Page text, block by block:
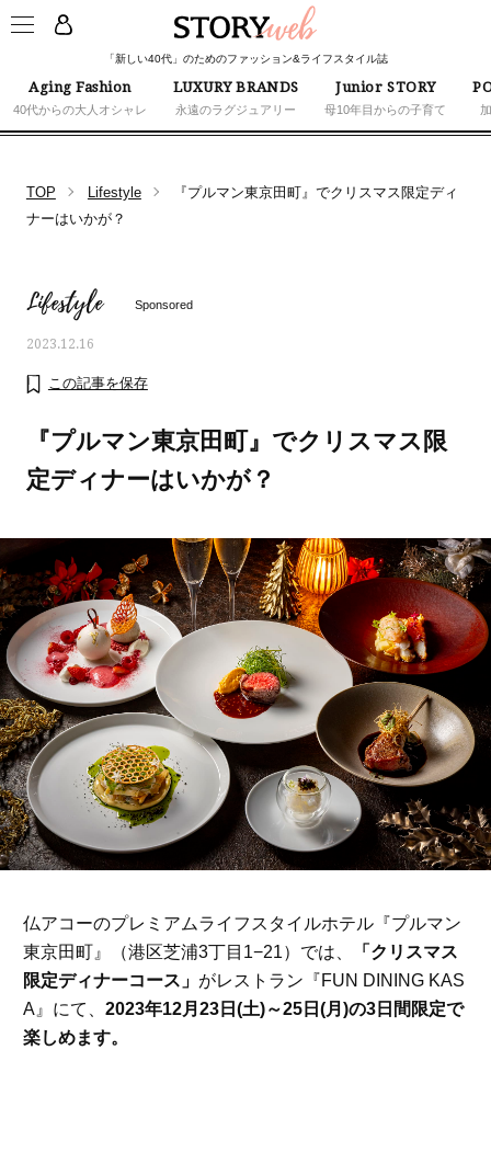
「新しい40代」のためのファッション&ライフスタイル誌
Aging Fashion
40代からの大人オシャレ
LUXURY BRANDS
永遠のラグジュアリー
Junior STORY
母10年目からの子育て
ママとパパに贈る「ジェンダーレ
人気の40代髪型・ヘ
TOP Lifestyle
『プルマン東京田町』でクリスマス限定ディ
ナーはいかが？
Lifestyle Sponsored
2023.12.16
この記事を保存
『プルマン東京田町』でクリスマス限
定ディナーはいかが？
仏アコーのプレミアムライフスタイルホテル『プルマン
東京田町』（港区芝浦3丁目1−21）では、
「クリスマス
限定ディナーコース」 がレストラン『FUN DINING KAS
A』にて、 2023年12月23日(土)～25日(月)の3日間限定で
楽しめます。